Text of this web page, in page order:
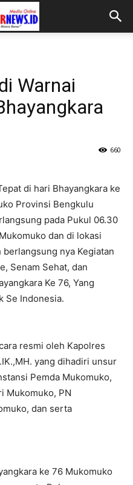
Warnai
660
di hari Bhayangkara ke
Provinsi Bengkulu
pada Pukul 06.30
dan di lokasi
nya Kegiatan
Senam Sehat, dan
Ke 76, Yang
Se Indonesia.
resmi oleh Kapolres
yang dihadiri unsur
Pemda Mukomuko,
Mukomuko, PN
dan serta
ke 76 Mukomuko